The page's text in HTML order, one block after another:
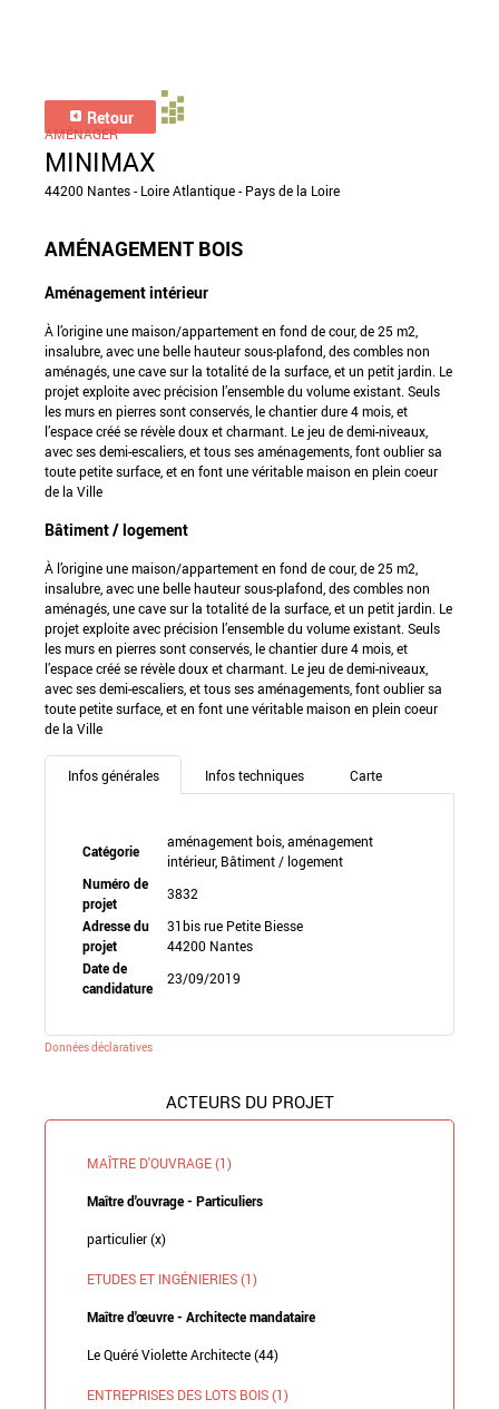
Retour
AMÉNAGER
MINIMAX
44200 Nantes - Loire Atlantique - Pays de la Loire
AMÉNAGEMENT BOIS
Aménagement intérieur
À l’origine une maison/appartement en fond de cour, de 25 m2,
insalubre, avec une belle hauteur sous-plafond, des combles non
aménagés, une cave sur la totalité de la surface, et un petit jardin. Le
projet exploite avec précision l’ensemble du volume existant. Seuls
les murs en pierres sont conservés, le chantier dure 4 mois, et
l’espace créé se révèle doux et charmant. Le jeu de demi-niveaux,
avec ses demi-escaliers, et tous ses aménagements, font oublier sa
toute petite surface, et en font une véritable maison en plein coeur
de la Ville
Bâtiment / logement
À l’origine une maison/appartement en fond de cour, de 25 m2,
insalubre, avec une belle hauteur sous-plafond, des combles non
aménagés, une cave sur la totalité de la surface, et un petit jardin. Le
projet exploite avec précision l’ensemble du volume existant. Seuls
les murs en pierres sont conservés, le chantier dure 4 mois, et
l’espace créé se révèle doux et charmant. Le jeu de demi-niveaux,
avec ses demi-escaliers, et tous ses aménagements, font oublier sa
toute petite surface, et en font une véritable maison en plein coeur
de la Ville
Infos générales Infos techniques Carte
Catégorie
aménagement bois, aménagement
intérieur, Bâtiment / logement
Numéro de
projet
3832
Adresse du
projet
31bis rue Petite Biesse
44200 Nantes
Date de
candidature
23/09/2019
Données déclaratives
ACTEURS DU PROJET
MAÎTRE D'OUVRAGE (1)
Maître d'ouvrage - Particuliers
particulier (x)
ETUDES ET INGÉNIERIES (1)
Maître d'œuvre - Architecte mandataire
Le Quéré Violette Architecte (44)
ENTREPRISES DES LOTS BOIS (1)